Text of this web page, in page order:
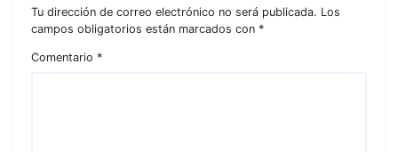
Tu dirección de correo electrónico no será publicada. Los
campos obligatorios están marcados con *
Comentario *